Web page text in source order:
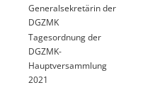
Generalsekretärin der
DGZMK
Tagesordnung der
DGZMK-
Hauptversammlung
2021